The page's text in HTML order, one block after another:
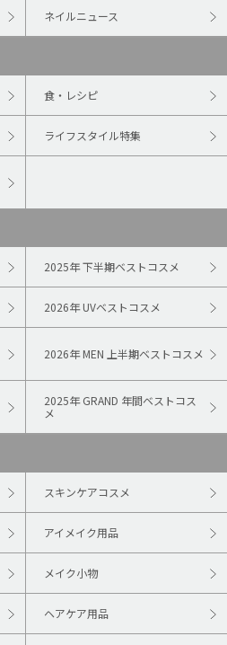
ネイルニュース
食・レシピ
ライフスタイル特集
2025年 下半期ベストコスメ
2026年 UVベストコスメ
2026年 MEN 上半期ベストコスメ
2025年 GRAND 年間ベストコス
メ
スキンケアコスメ
アイメイク用品
メイク小物
ヘアケア用品